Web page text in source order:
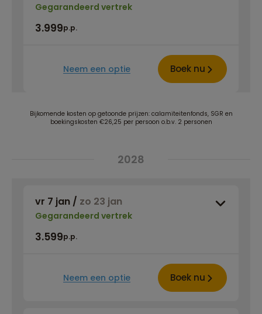
Gegarandeerd vertrek
3.999p.p.
Neem een optie Boek nu
Bijkomende kosten op getoonde prijzen: calamiteitenfonds, SGR en
boekingskosten €26,25 per persoon o.b.v. 2 personen
2028
vr 7 jan / zo 23 jan
Gegarandeerd vertrek
3.599p.p.
Neem een optie Boek nu